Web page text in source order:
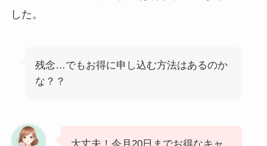
した。
残念…でもお得に申し込む方法はあるのか
な？？